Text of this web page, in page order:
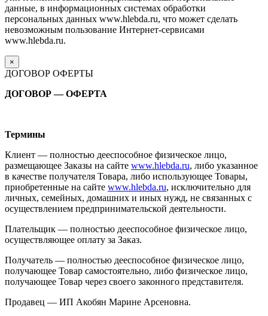
данные, в информационных системах обработки
персональных данных www.hlebda.ru, что может сделать
невозможным пользование Интернет-сервисами
www.hlebda.ru.
×
ДОГОВОР ОФЕРТЫ
ДОГОВОР — ОФЕРТА
Термины
Клиент — полностью дееспособное физическое лицо,
размещающее Заказы на сайте www.hlebda.ru, либо указанное
в качестве получателя Товара, либо использующее Товары,
приобретенные на сайте www.hlebda.ru, исключительно для
личных, семейных, домашних и иных нужд, не связанных с
осуществлением предпринимательской деятельности.
Плательщик — полностью дееспособное физическое лицо,
осуществляющее оплату за Заказ.
Получатель — полностью дееспособное физическое лицо,
получающее Товар самостоятельно, либо физическое лицо,
получающее Товар через своего законного представителя.
Продавец — ИП Акобян Марине Арсеновна.